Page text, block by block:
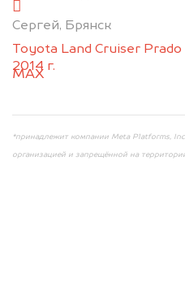
Сергей, Брянск
Toyota Land Cruiser Prado
2014 г.
+79584983298 по
MAX
*принадлежит компании Meta Platforms,
организацией и запрещённой на